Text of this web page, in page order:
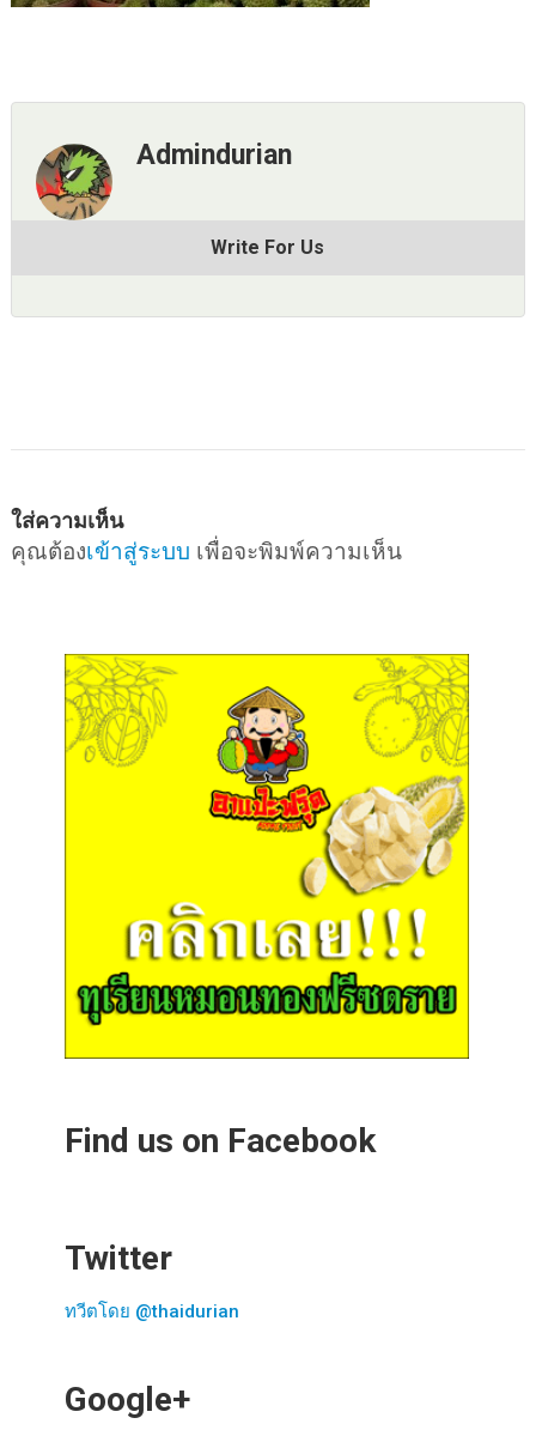
Admindurian
Write For Us
ใส่ความเห็น
คุณต้องเข้าสู่ระบบ เพื่อจะพิมพ์ความเห็น
Find us on Facebook
Twitter
ทวีตโดย @thaidurian
Google+